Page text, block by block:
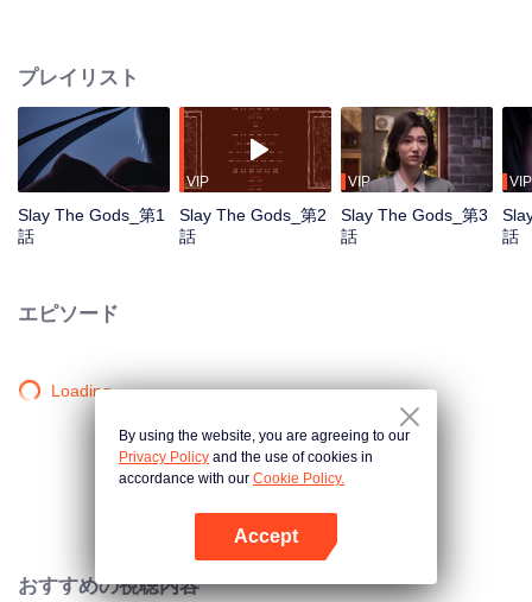
プレイリスト
Slay The Gods_第1
話
VIP
Slay The Gods_第2
話
VIP
Slay The Gods_第3
話
VIP
話
エピソード
Loading…
おすすめの視聴内容
By using the website, you are agreeing to our
Privacy Policy and the use of cookies in
accordance with our Cookie Policy.
Accept